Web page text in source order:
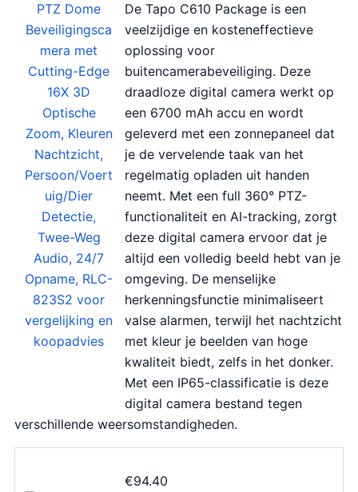
De Tapo C610 Package is een
veelzijdige en kosteneffectieve
oplossing voor
buitencamerabeveiliging. Deze
draadloze digital camera werkt op
een 6700 mAh accu en wordt
geleverd met een zonnepaneel dat
je de vervelende taak van het
regelmatig opladen uit handen
neemt. Met een full 360° PTZ-
functionaliteit en AI-tracking, zorgt
deze digital camera ervoor dat je
altijd een volledig beeld hebt van je
omgeving. De menselijke
herkenningsfunctie minimaliseert
valse alarmen, terwijl het nachtzicht
met kleur je beelden van hoge
kwaliteit biedt, zelfs in het donker.
Met een IP65-classificatie is deze
digital camera bestand tegen
verschillende weersomstandigheden.
€94.40